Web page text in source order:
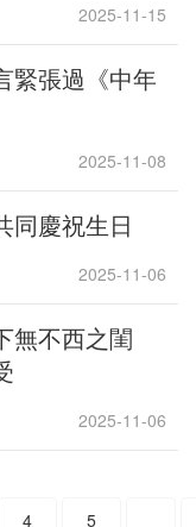
2025-11-15
緊張過《中年
2025-11-08
同慶祝生日
2025-11-06
無不西之閨
2025-11-06
4 5